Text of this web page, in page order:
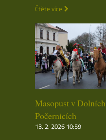
Čtěte více
Masopust v Dolních
Počernicích
13. 2. 2026 10:59